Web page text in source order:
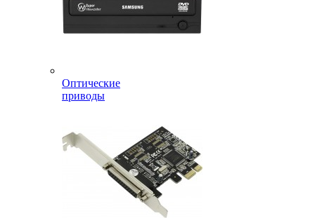
Оптические
приводы